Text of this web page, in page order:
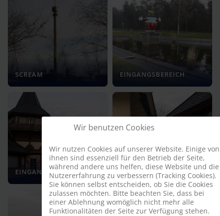
SCREAM EINGANGSBEREICH
EINGANGSBEREICH EINGANGSBEREICH
Wir benutzen Cookies
Wir nutzen Cookies auf unserer Website. Einige von
ihnen sind essenziell für den Betrieb der Seite,
während andere uns helfen, diese Website und die
Nutzererfahrung zu verbessern (Tracking Cookies).
Sie können selbst entscheiden, ob Sie die Cookies
zulassen möchten. Bitte beachten Sie, dass bei
einer Ablehnung womöglich nicht mehr alle
Funktionalitäten der Seite zur Verfügung stehen.